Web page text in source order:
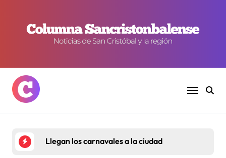
contenido
Llegan los carnavales a la ciudad